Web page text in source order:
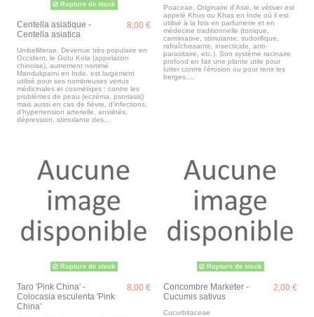
Rupture de stock
Centella asiatique -
Centella asiatica
8,00 €
Umbelliferae. Devenue très populaire en
Occident, le Gotu Kola (appelation
chinoise), autrement nommé
Mandukparni en Inde, est largement
utilisé pour ses nombreuses vertus
médicinales et cosmétiqes : contre les
problèmes de peau (eczéma, psoriasis)
mais aussi en cas de fièvre, d'infections,
d'hypertension arterielle, anxiétés,
dépression, stimulante des...
Poaceae. Originaire d'Asie, le vétiver est
appelé Khus ou Khas en Inde où il est
utilisé à la fois en parfumerie et en
médecine traditionnelle (tonique,
carminative, stimulante, sudorifique,
rafraîchissante, insecticide, anti-
parasitaire, etc.). Son système racinaire
profond en fait une plante utile pour
lutter contre l'érosion ou pour tenir les
berges....
Rupture de stock
Taro 'Pink China' -
Colocasia esculenta 'Pink
China'
8,00 €
Rupture de stock
Concombre Marketer -
Cucumis sativus
2,00 €
Cucurbitaceae